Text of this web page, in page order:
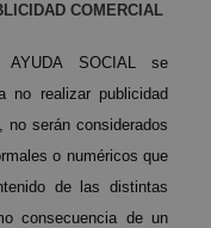
COMERCIAL
AYUDA SOCIAL se
no realizar publicidad
serán considerados
o numéricos que
de las distintas
consecuencia de un